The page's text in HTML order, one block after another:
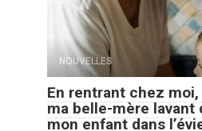
NOUVELLES
En rentrant chez moi,
ma belle-mère lavant
mon enfant dans